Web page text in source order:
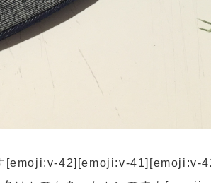
[emoji:v-42][emoji:v-41][emoji:v-